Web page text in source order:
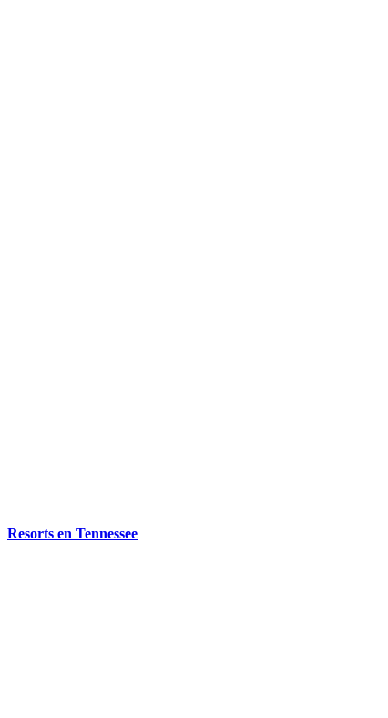
Resorts en Tennessee